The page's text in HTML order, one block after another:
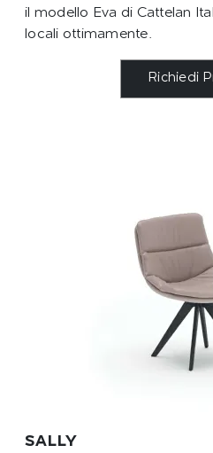
il modello Eva di Cattelan
locali ottimamente.
Richiedi
SALLY